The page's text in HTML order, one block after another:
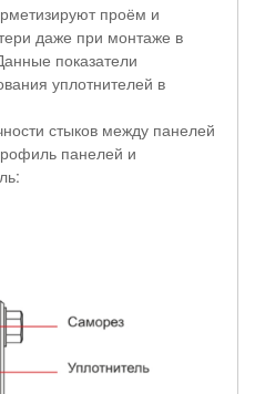
проём и
даже при монтаже в
показатели
уплотнителей в
стыков между панелей
панелей и